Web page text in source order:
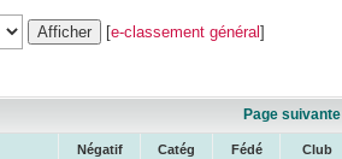
[e-classement général]
Page suivante
Négatif Catég Fédé Club